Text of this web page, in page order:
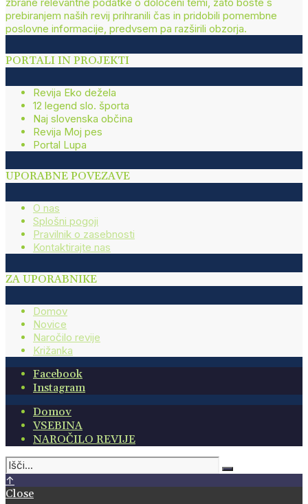
zbrane relevantne podatke o določeni temi, zato boste s
prebiranjem naših revij prihranili čas in pridobili pomembne
poslovne informacije, predvsem pa razširili obzorja.
PORTALI IN PROJEKTI
Revija Eko dežela
12 legend slo. športa
Naj slovenska občina
Revija Moj pes
Portal Lupa
UPORABNE POVEZAVE
O nas
Splošni pogoji
Pravilnik o zasebnosti
Kontaktirajte nas
ZA UPORABNIKE
Domov
Novice
Naročilo revije
Križanka
Facebook
Instagram
Domov
VSEBINA
NAROČILO REVIJE
↑
Close